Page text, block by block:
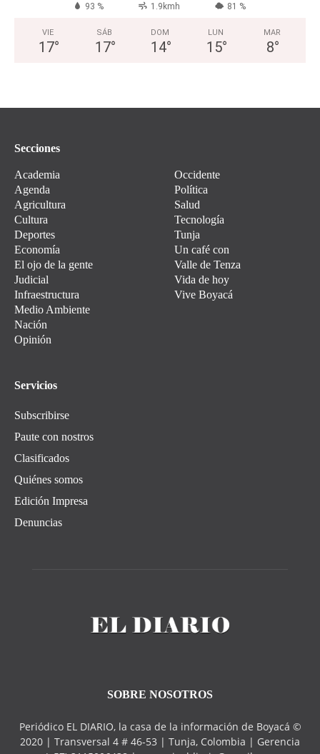
93 % 1.9kmh 81 %
VIE
17°
SÁB
17°
DOM
14°
LUN
15°
MAR
8°
Secciones
Academia
Agenda
Agricultura
Cultura
Deportes
Economía
El ojo de la gente
Judicial
Infraestructura
Medio Ambiente
Nación
Opinión
Occidente
Política
Salud
Tecnología
Tunja
Un café con
Valle de Tenza
Vida de hoy
Vive Boyacá
Servicios
Subscribirse
Paute con nostros
Clasificados
Quiénes somos
Edición Impresa
Denuncias
SOBRE NOSOTROS
Periódico EL DIARIO, la casa de la información de Boyacá ©
2020 | Transversal 4 # 46-53 | Tunja, Colombia | Gerencia